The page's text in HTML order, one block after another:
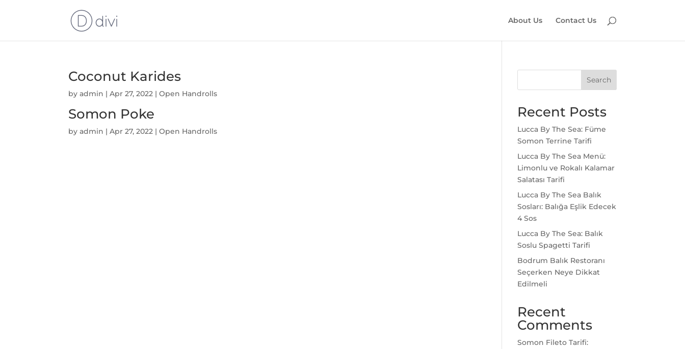
About Us Contact Us
Coconut Karides
byadmin |Apr 27, 2022 |Open Handrolls
Somon Poke
byadmin |Apr 27, 2022 |Open Handrolls
Search
Recent Posts
Lucca By The Sea: Füme
Somon Terrine Tarifi
Lucca By The Sea Menü:
Limonlu ve Rokalı Kalamar
Salatası Tarifi
Lucca By The Sea Balık
Sosları: Balığa Eşlik Edecek
4 Sos
Lucca By The Sea: Balık
Soslu Spagetti Tarifi
Bodrum Balık Restoranı
Seçerken Neye Dikkat
Edilmeli
Recent
Comments
Somon Fileto Tarifi: